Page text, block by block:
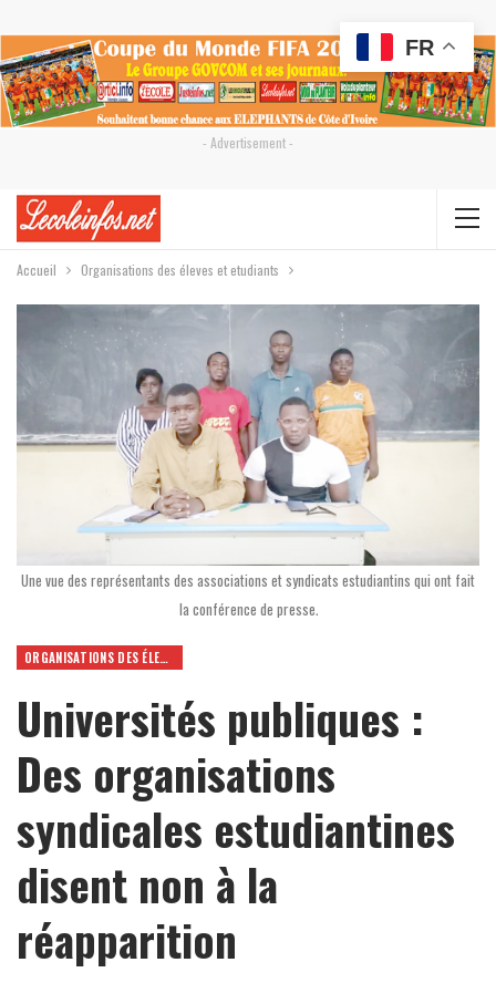
- Advertisement -
Accueil Organisations des éleves et etudiants
Une vue des représentants des associations et syndicats estudiantins qui ont fait
la conférence de presse.
ORGANISATIONS DES ÉLEVES ET ETUDIANTS
Universités publiques :
Des organisations
syndicales estudiantines
disent non à la
réapparition
FR